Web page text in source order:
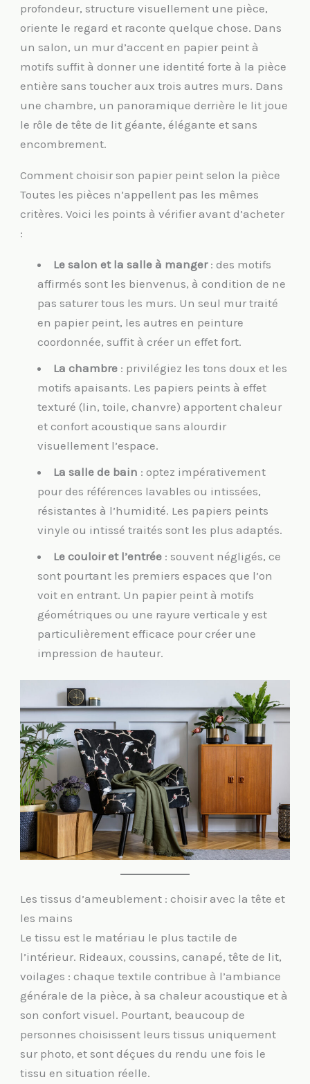
profondeur, structure visuellement une pièce,
oriente le regard et raconte quelque chose. Dans
un salon, un mur d’accent en papier peint à
motifs suffit à donner une identité forte à la pièce
entière sans toucher aux trois autres murs. Dans
une chambre, un panoramique derrière le lit joue
le rôle de tête de lit géante, élégante et sans
encombrement.
Comment choisir son papier peint selon la pièce
Toutes les pièces n’appellent pas les mêmes
critères. Voici les points à vérifier avant d’acheter
:
Le salon et la salle à manger: des motifs
affirmés sont les bienvenus, à condition de ne
pas saturer tous les murs. Un seul mur traité
en papier peint, les autres en peinture
coordonnée, suffit à créer un effet fort.
La chambre : privilégiez les tons doux et les
motifs apaisants. Les papiers peints à effet
texturé (lin, toile, chanvre) apportent chaleur
et confort acoustique sans alourdir
visuellement l’espace.
La salle de bain : optez impérativement
pour des références lavables ou intissées,
résistantes à l’humidité. Les papiers peints
vinyle ou intissé traités sont les plus adaptés.
Le couloir et l’entrée : souvent négligés, ce
sont pourtant les premiers espaces que l’on
voit en entrant. Un papier peint à motifs
géométriques ou une rayure verticale y est
particulièrement efficace pour créer une
impression de hauteur.
Les tissus d’ameublement : choisir avec la tête et
les mains
Le tissu est le matériau le plus tactile de
l’intérieur. Rideaux, coussins, canapé, tête de lit,
voilages : chaque textile contribue à l’ambiance
générale de la pièce, à sa chaleur acoustique et à
son confort visuel. Pourtant, beaucoup de
personnes choisissent leurs tissus uniquement
sur photo, et sont déçues du rendu une fois le
tissu en situation réelle.